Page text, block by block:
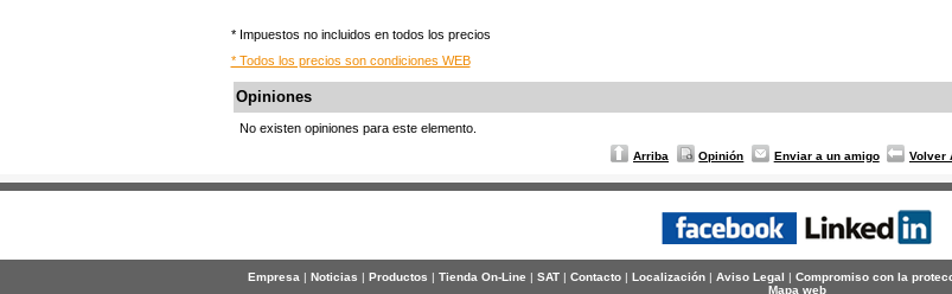
* Impuestos no incluidos en todos los precios
* Todos los precios son condiciones WEB
Opiniones
No existen opiniones para este elemento.
Arriba Opinión Enviar a un amigo Volver
Empresa| Noticias | Productos | Tienda On-Line | SAT| Contacto| Localización| Aviso Legal | Compromiso con la
Mapa web